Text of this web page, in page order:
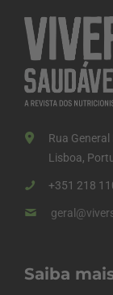
Rua
Lisboa,
+351 218
Saiba